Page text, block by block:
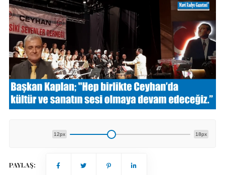
12px 18px
PAYLAŞ: